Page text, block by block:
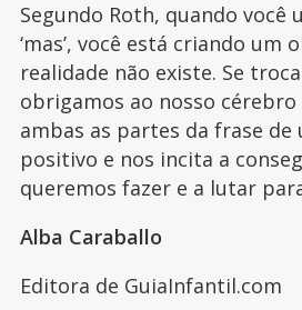
Segundo Roth, quando você
‘mas’, você está criando um
realidade não existe. Se
obrigamos ao nosso
ambas as partes da frase de
positivo e nos incita a
queremos fazer e a lutar
Alba Caraballo
Editora de GuiaInfantil.com